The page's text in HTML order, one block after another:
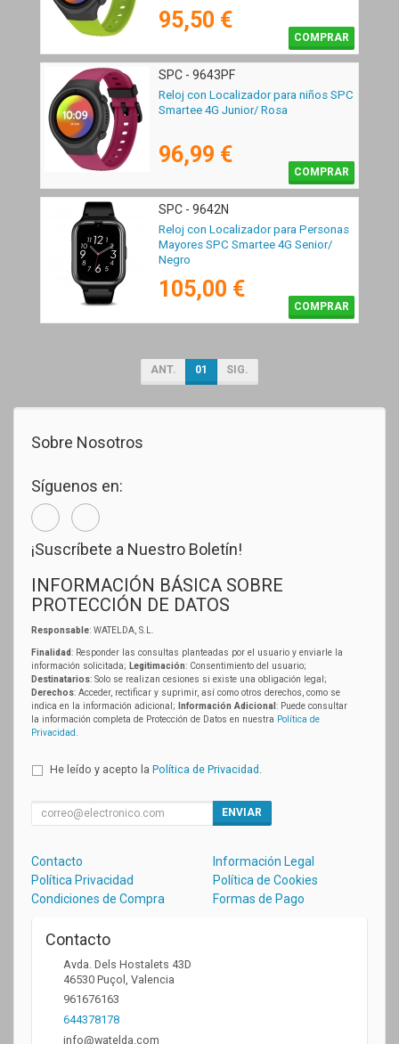
95,50 €
COMPRAR
SPC - 9643PF
Reloj con Localizador para niños SPC
Smartee 4G Junior/ Rosa
96,99 €
COMPRAR
SPC - 9642N
Reloj con Localizador para Personas
Mayores SPC Smartee 4G Senior/
Negro
105,00 €
COMPRAR
ANT. 01 SIG.
Sobre Nosotros
Síguenos en:
¡Suscríbete a Nuestro Boletín!
INFORMACIÓN BÁSICA SOBRE
PROTECCIÓN DE DATOS
Responsable: WATELDA, S.L.
Finalidad: Responder las consultas planteadas por el usuario y enviarle la
información solicitada; Legitimación: Consentimiento del usuario;
Destinatarios: Solo se realizan cesiones si existe una obligación legal;
Derechos: Acceder, rectificar y suprimir, así como otros derechos, como se
indica en la información adicional;
Información Adicional : Puede consultar
la información completa de Protección de Datos en nuestra Política de
Privacidad
He leído y acepto la Política de Privacidad
ENVIAR
Contacto
Información Legal
Política Privacidad
Política de Cookies
Condiciones de Compra
Formas de Pago
Contacto
Avda. Dels Hostalets 43D
46530 Puçol
Valencia
961676163
644378178
info@watelda.com